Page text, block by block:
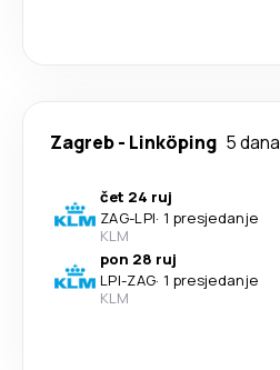
Zagreb- Linköping 5 dana
čet 24 ruj
ZAG-LPI· 1 presjedanje
KLM
pon 28 ruj
LPI-ZAG· 1 presjedanje
KLM